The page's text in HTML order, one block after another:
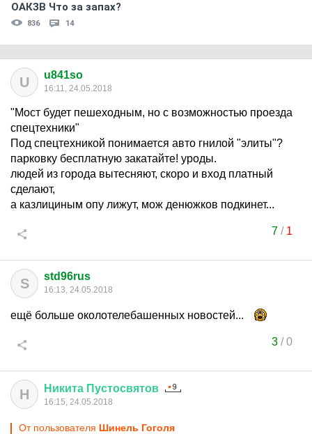
ОАКЗВ Что за запах?
836 14
U u841so
16:11, 24.05.2018
"Мост будет пешеходным, но с возможностью проезда
спецтехники"
Под спецтехникой понимается авто гнилой "элиты"?
парковку бесплатную закатайте! уроды.
людей из города вытесняют, скоро и вход платный
сделают,
а казлициным опу лижут, мож денюжков подкинет...
7/ 1
S std96rus
16:13, 24.05.2018
ещё больше околотелебашенных новостей...
3/0
Н Никита Пустосвятов
16:15, 24.05.2018
От пользователя Шинель Гоголя